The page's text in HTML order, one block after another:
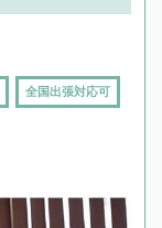
全国出張対応可